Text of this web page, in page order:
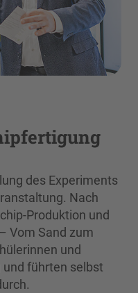
des Experiments
Nach
Produktion und
Vom Sand zum
und
und führten selbst